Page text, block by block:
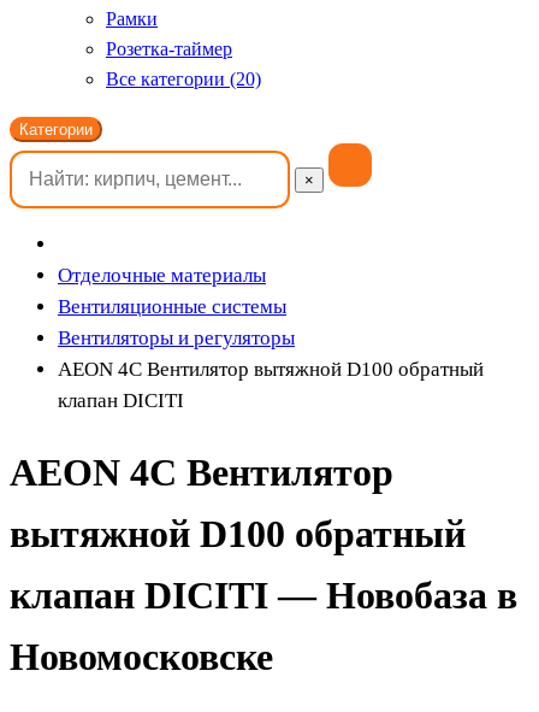
Рамки
Розетка-таймер
Все категории (20)
Категории
×
Отделочные материалы
Вентиляционные системы
Вентиляторы и регуляторы
AEON 4C Вентилятор вытяжной D100 обратный
клапан DICITI
AEON 4C Вентилятор
вытяжной D100 обратный
клапан DICITI — Новобаза в
Новомосковске